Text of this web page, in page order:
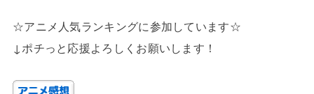
☆アニメ人気ランキングに参加しています☆
↓ポチっと応援よろしくお願いします！